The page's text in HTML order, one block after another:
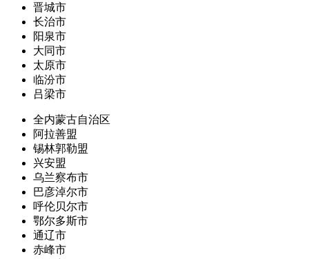
晋城市
长治市
阳泉市
大同市
太原市
临汾市
吕梁市
全内蒙古自治区
阿拉善盟
锡林郭勒盟
兴安盟
乌兰察布市
巴彦淖尔市
呼伦贝尔市
鄂尔多斯市
通辽市
赤峰市